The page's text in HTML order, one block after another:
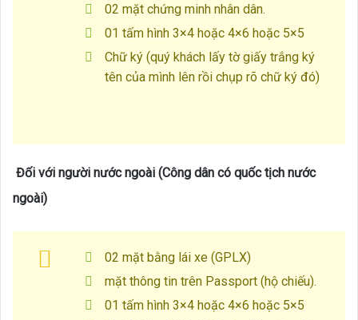
02 mặt chứng minh nhân dân.
01 tấm hình 3×4 hoặc 4×6 hoặc 5×5
Chữ ký (quý khách lấy tờ giấy trắng ký
tên của mình lên rồi chụp rõ chữ ký đó)
Đối với người nước ngoài (Công dân có quốc tịch nước
ngoài)
02 mặt bằng lái xe (GPLX)
mặt thông tin trên Passport (hộ chiếu).
01 tấm hình 3×4 hoặc 4×6 hoặc 5×5